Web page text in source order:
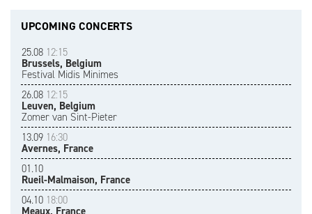
UPCOMING CONCERTS
25.08 12:15
Brussels, Belgium
Festival Midis Minimes
26.08 12:15
Leuven, Belgium
Zomer van Sint-Pieter
13.09 16:30
Avernes, France
01.10
Rueil-Malmaison, France
04.10 18:00
Meaux, France